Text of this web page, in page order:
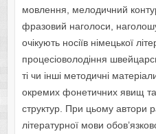
мовлення, мелодичний
фразовий наголоси,
очікують носіїв німецької
процесіоволодіння
ті чи інші методичні
окремих фонетичних явищ
структур. При цьому автори
літературної мови